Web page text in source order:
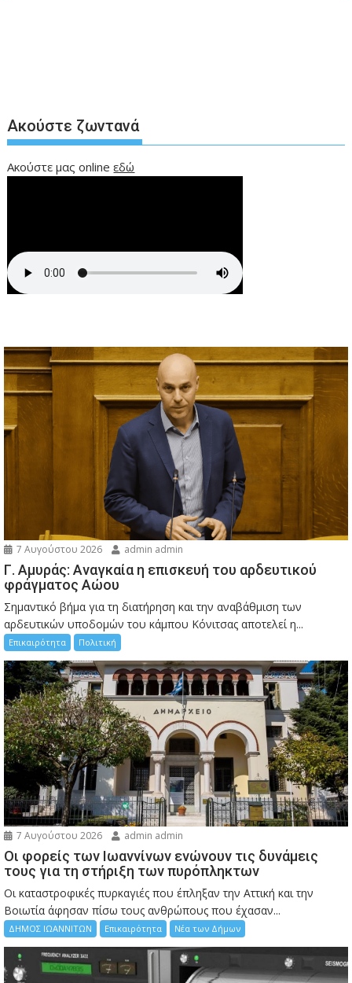
Ακούστε ζωντανά
Ακούστε μας onlineεδώ
7 Αυγούστου 2026 admin admin
Γ. Αμυράς: Αναγκαία η επισκευή του αρδευτικού
φράγματος Αώου
Σημαντικό βήμα για τη διατήρηση και την αναβάθμιση των
αρδευτικών υποδομών του κάμπου Κόνιτσας αποτελεί η...
Επικαιρότητα Πολιτική
7 Αυγούστου 2026 admin admin
Οι φορείς των Ιωαννίνων ενώνουν τις δυνάμεις
τους για τη στήριξη των πυρόπληκτων
Οι καταστροφικές πυρκαγιές που έπληξαν την Αττική και την
Bοιωτία άφησαν πίσω τους ανθρώπους που έχασαν...
ΔΗΜΟΣ ΙΩΑΝΝΙΤΩΝ Επικαιρότητα Νέα των Δήμων